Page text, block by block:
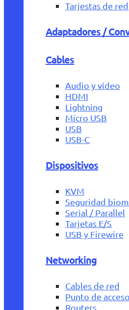
Tarjestas de red
Adaptadores /
Cables
Audio y vídeo
HDMI
Lightning
Micro USB
USB
USB-C
Dispositivos
KVM
Seguridad
Serial / Parallel
Tarjetas E/S
USB y Firewire
Networking
Cables de red
Punto de acceso
Routers